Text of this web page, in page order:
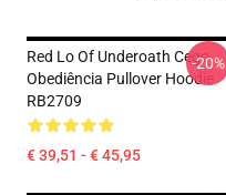
Red Lo Of Underoath Cego
Obediência Pullover Hoodie
RB2709
€ 39,51 - € 45,95
-20%